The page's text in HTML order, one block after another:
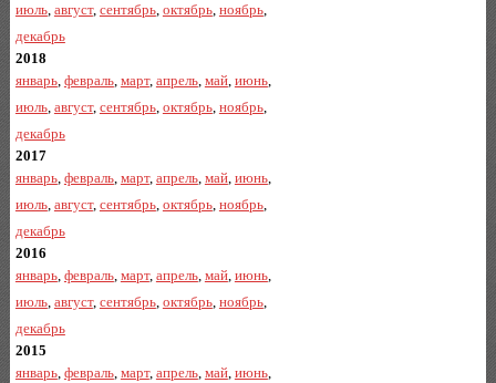
июль, август, сентябрь, октябрь, ноябрь,
декабрь
2018
январь, февраль, март, апрель, май, июнь,
июль, август, сентябрь, октябрь, ноябрь,
декабрь
2017
январь, февраль, март, апрель, май, июнь,
июль, август, сентябрь, октябрь, ноябрь,
декабрь
2016
январь, февраль, март, апрель, май, июнь,
июль, август, сентябрь, октябрь, ноябрь,
декабрь
2015
январь, февраль, март, апрель, май, июнь,